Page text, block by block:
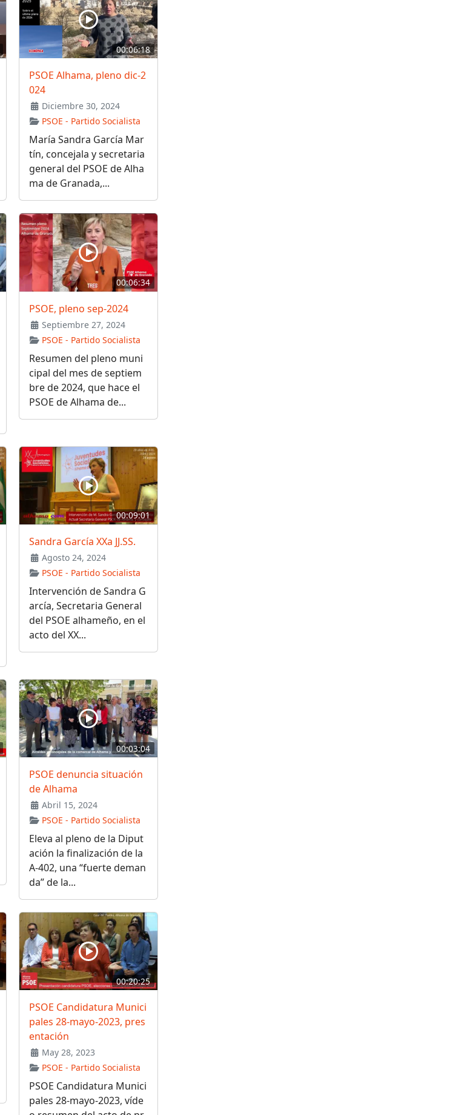
00:06:18
PSOE Alhama, pleno dic-2
024
Diciembre 30, 2024
PSOE - Partido Socialista
María Sandra García Mar
tín, concejala y secretaria
general del PSOE de Alha
ma de Granada,...
00:06:34
PSOE, pleno sep-2024
Septiembre 27, 2024
PSOE - Partido Socialista
Resumen del pleno muni
cipal del mes de septiem
bre de 2024, que hace el
PSOE de Alhama de...
00:09:01
Sandra García XXa JJ.SS.
Agosto 24, 2024
PSOE - Partido Socialista
Intervención de Sandra G
arcía, Secretaria General
del PSOE alhameño, en el
acto del XX...
00:03:04
PSOE denuncia situación
de Alhama
Abril 15, 2024
PSOE - Partido Socialista
Eleva al pleno de la Diput
ación la finalización de la
A-402, una “fuerte deman
da” de la...
00:20:25
PSOE Candidatura Munici
pales 28-mayo-2023, pres
entación
May 28, 2023
PSOE - Partido Socialista
PSOE Candidatura Munici
pales 28-mayo-2023, víde